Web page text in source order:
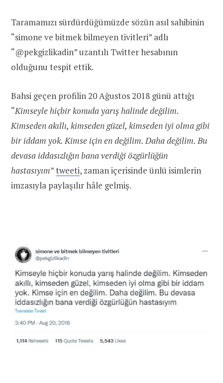
Taramamızı sürdürdüğümüzde sözün asıl sahibinin
“simone ve bitmek bilmeyen tivitleri” adlı
“@pekgizlikadin” uzantılı Twitter hesabının
olduğunu tespit ettik.
Bahsi geçen profilin 20 Ağustos 2018 günü attığı
“Kimseyle hiçbir konuda yarış halinde değilim.
Kimseden akıllı, kimseden güzel, kimseden iyi olma gibi
bir iddam yok. Kimse için en değilim. Daha değilim. Bu
devasa iddasızlığın bana verdiği özgürlüğün
hastasıyım”tweeti, zaman içerisinde ünlü isimlerin
imzasıyla paylaşılır hâle gelmiş.